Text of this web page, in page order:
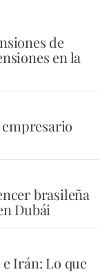
de
en la
empresario
brasileña
Dubái
Irán: Lo que